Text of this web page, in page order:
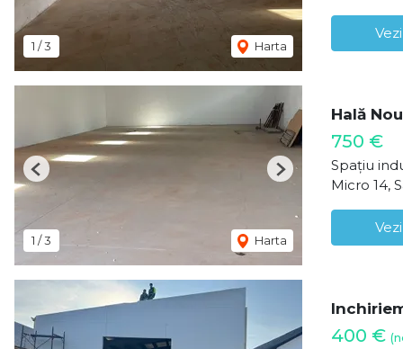
1 /3 Harta
1 /3 Harta
Previous Next
Hală
750 €
Spațiu
Micro 14,
400 €